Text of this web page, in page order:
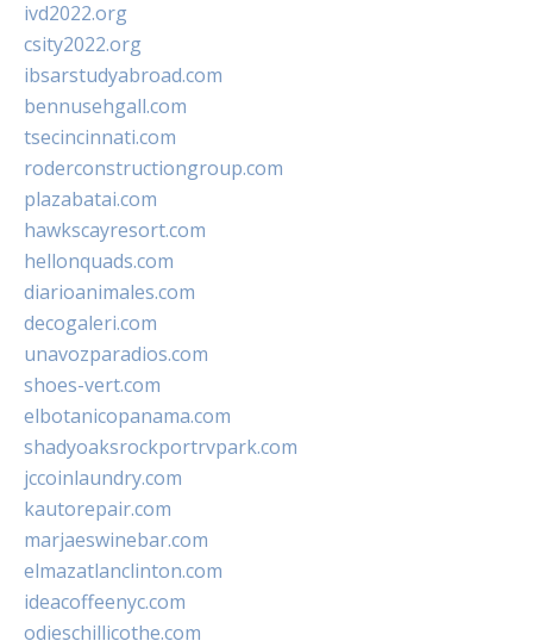
ivd2022.org
csity2022.org
ibsarstudyabroad.com
bennusehgall.com
tsecincinnati.com
roderconstructiongroup.com
plazabatai.com
hawkscayresort.com
hellonquads.com
diarioanimales.com
decogaleri.com
unavozparadios.com
shoes-vert.com
elbotanicopanama.com
shadyoaksrockportrvpark.com
jccoinlaundry.com
kautorepair.com
marjaeswinebar.com
elmazatlanclinton.com
ideacoffeenyc.com
odieschillicothe.com